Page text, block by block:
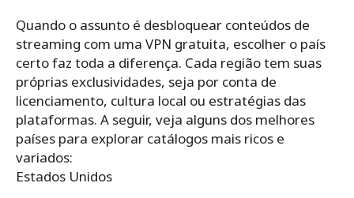
Quando o assunto é desbloquear conteúdos de
streaming com uma VPN gratuita, escolher o país
certo faz toda a diferença. Cada região tem suas
próprias exclusividades, seja por conta de
licenciamento, cultura local ou estratégias das
plataformas. A seguir, veja alguns dos melhores
países para explorar catálogos mais ricos e
variados:
Estados Unidos